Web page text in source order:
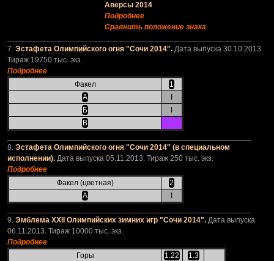
Аверсы 2014
Подробнее
Сравнить положение знака
7. Эстафета Олимпийского огня "Сочи 2014". Дата выпуска 30.10.2013.
Тираж 19750 тыс. экз.
Подробнее
Факел
1
А
Б
В
8. Эстафета Олимпийского огня "Сочи 2014" (в специальном
исполнении). Дата выпуска 05.11.2013. Тираж 250 тыс. экз.
Подробнее
Факел (цветная)
2
А
9. Эмблема XXII Олимпийских зимних игр "Сочи 2014". Дата выпуска
06.11.2013. Тираж 10000 тыс. экз.
Подробнее
Горы
1.22
1.3